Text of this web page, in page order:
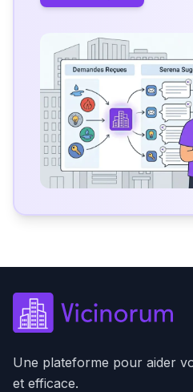
Une plateforme pour aider
et efficace.